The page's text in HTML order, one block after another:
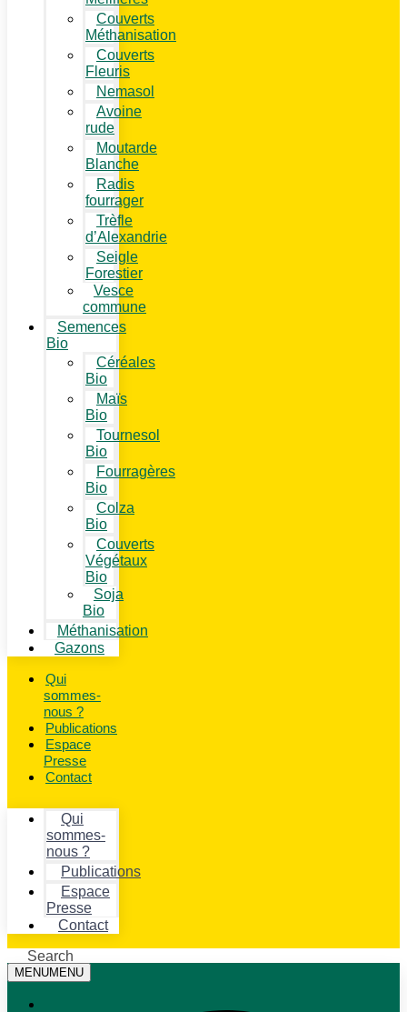
Couverts
Méthanisation
Couverts
Fleuris
Nemasol
Avoine
rude
Moutarde
Blanche
Radis
fourrager
Trèfle
d’Alexandrie
Seigle
Forestier
Vesce
commune
Semences
Bio
Céréales
Bio
Maïs
Bio
Tournesol
Bio
Fourragères
Bio
Colza
Bio
Couverts
Végétaux
Bio
Soja
Bio
Méthanisation
Gazons
Qui
sommes-
nous ?
Publications
Espace
Presse
Contact
Qui
sommes-
nous ?
Publications
Espace
Presse
Contact
Search
MENUMENU